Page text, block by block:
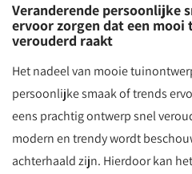
Veranderende persoonlijke
ervoor zorgen dat een
verouderd raakt
Het nadeel van mooie
persoonlijke smaak of trends
eens prachtig ontwerp snel
modern en trendy wordt
achterhaald zijn. Hierdoor kan